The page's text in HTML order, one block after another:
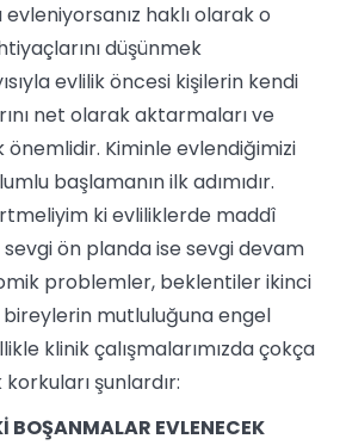
haklı olarak o
düşünmek
evlilik öncesi kişilerin kendi
net olarak aktarmaları ve
önemlidir. Kiminle evlendiğimizi
başlamanın ilk adımıdır.
ki evliliklerde maddî
ön planda ise sevgi devam
problemler, beklentiler ikinci
bireylerin mutluluğuna engel
klinik çalışmalarımızda çokça
korkuları şunlardır:
BOŞANMALAR EVLENECEK